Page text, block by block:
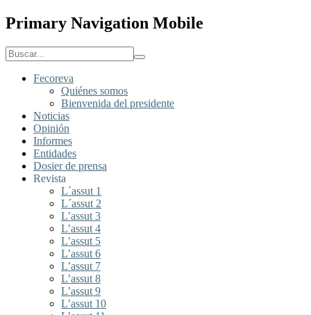
Primary Navigation Mobile
Fecoreva
Quiénes somos
Bienvenida del presidente
Noticias
Opinión
Informes
Entidades
Dosier de prensa
Revista
L´assut 1
L´assut 2
L’assut 3
L’assut 4
L’assut 5
L’assut 6
L’assut 7
L’assut 8
L’assut 9
L’assut 10